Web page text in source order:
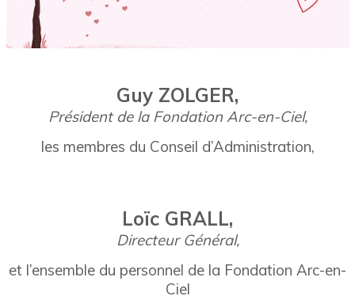
Guy ZOLGER,
Président de la Fondation Arc-en-Ciel,
les membres du Conseil d’Administration,
Loïc GRALL,
Directeur Général,
et l’ensemble du personnel de la Fondation Arc-en-
Ciel